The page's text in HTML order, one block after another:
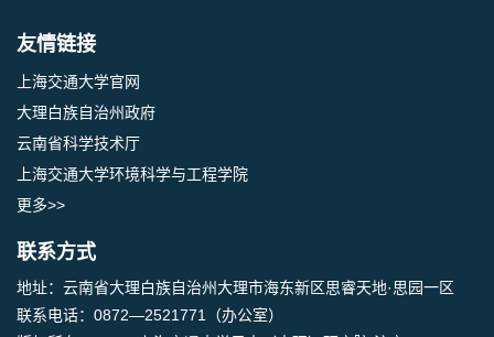
友情链接
上海交通大学官网
大理白族自治州政府
云南省科学技术厅
上海交通大学环境科学与工程学院
更多>>
联系方式
地址：云南省大理白族自治州大理市海东新区思睿天地·思园一区
联系电话：0872—2521771（办公室）